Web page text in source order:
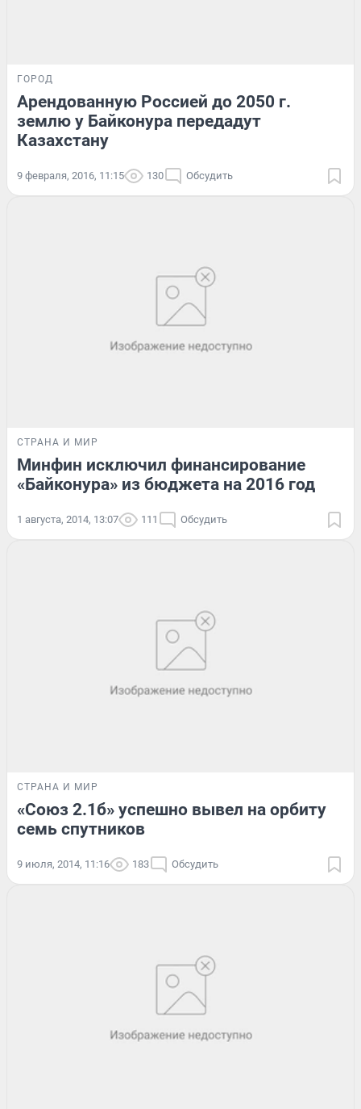
ГОРОД
Арендованную Россией до 2050 г.
землю у Байконура передадут
Казахстану
9 февраля, 2016, 11:15 130 Обсудить
СТРАНА И МИР
Минфин исключил финансирование
«Байконура» из бюджета на 2016 год
1 августа, 2014, 13:07 111 Обсудить
СТРАНА И МИР
«Союз 2.1б» успешно вывел на орбиту
семь спутников
9 июля, 2014, 11:16 183 Обсудить